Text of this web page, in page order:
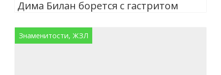
Дима Билан борется с гастритом
Знаменитости, ЖЗЛ